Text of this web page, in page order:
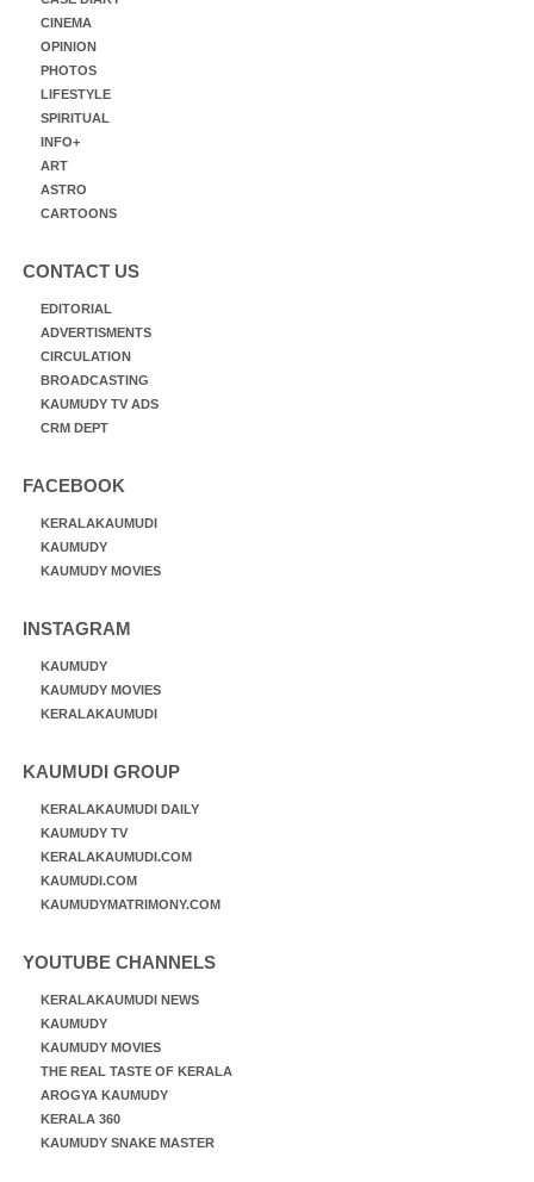
CINEMA
OPINION
PHOTOS
LIFESTYLE
SPIRITUAL
INFO+
ART
ASTRO
CARTOONS
CONTACT US
EDITORIAL
ADVERTISMENTS
CIRCULATION
BROADCASTING
KAUMUDY TV ADS
CRM DEPT
FACEBOOK
KERALAKAUMUDI
KAUMUDY
KAUMUDY MOVIES
INSTAGRAM
KAUMUDY
KAUMUDY MOVIES
KERALAKAUMUDI
KAUMUDI GROUP
KERALAKAUMUDI DAILY
KAUMUDY TV
KERALAKAUMUDI.COM
KAUMUDI.COM
KAUMUDYMATRIMONY.COM
YOUTUBE CHANNELS
KERALAKAUMUDI NEWS
KAUMUDY
KAUMUDY MOVIES
THE REAL TASTE OF KERALA
AROGYA KAUMUDY
KERALA 360
KAUMUDY SNAKE MASTER